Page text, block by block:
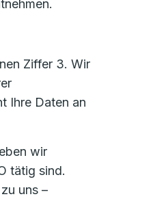
Ziffer 3. Wir
Ihre Daten an
wir
tätig sind.
uns –